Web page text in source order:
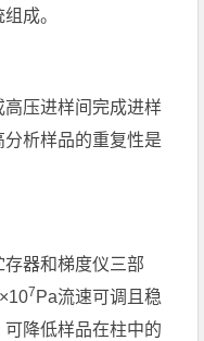
成。
压进样间完成进样
析样品的重复性是
器和梯度仪三部
7 Pa流速可调且稳
降低样品在柱中的